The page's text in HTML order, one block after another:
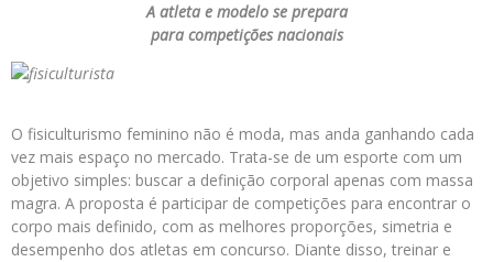
A atleta e modelo se prepara
para competições nacionais
O fisiculturismo feminino não é moda, mas anda ganhando cada
vez mais espaço no mercado. Trata-se de um esporte com um
objetivo simples: buscar a definição corporal apenas com massa
magra. A proposta é participar de competições para encontrar o
corpo mais definido, com as melhores proporções, simetria e
desempenho dos atletas em concurso. Diante disso, treinar e